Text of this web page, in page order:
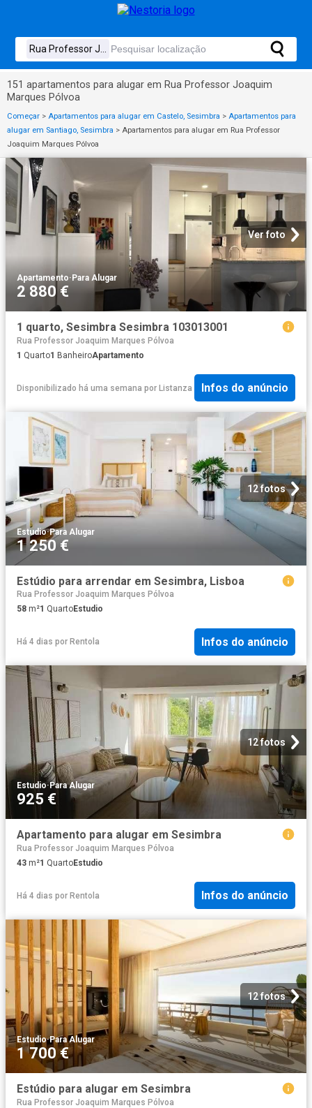
151 apartamentos para alugar em Rua Professor Joaquim
Marques Pólvoa
Começar > Apartamentos para alugar em Castelo, Sesimbra > Apartamentos para
alugar em Santiago, Sesimbra > Apartamentos para alugar em Rua Professor
Joaquim Marques Pólvoa
Ver foto
Apartamento· Para Alugar
2 880 €
1 quarto, Sesimbra Sesimbra 103013001
Rua Professor Joaquim Marques Pólvoa
1 Quarto1 BanheiroApartamento
Disponibilizado há uma semana por Listanza Infos do anúncio
12 fotos
Estudio·Para Alugar
1 250 €
Estúdio para arrendar em Sesimbra, Lisboa
Rua Professor Joaquim Marques Pólvoa
58 m²1 QuartoEstudio
Há 4 dias por Rentola Infos do anúncio
12 fotos
Estudio·Para Alugar
925 €
Apartamento para alugar em Sesimbra
Rua Professor Joaquim Marques Pólvoa
43 m²1 QuartoEstudio
Há 4 dias por Rentola Infos do anúncio
12 fotos
Estudio·Para Alugar
1 700 €
Estúdio para alugar em Sesimbra
Rua Professor Joaquim Marques Pólvoa